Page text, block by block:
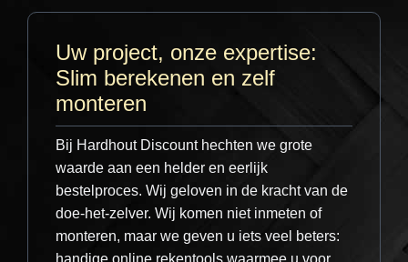
Robuust / Exclusief
Besteladvies:Bereken de totale lengte
van uw muur en rond af naar boven.
Bestel altijd 1 meter extra voor
zaagverlies.
Gegarandeerde kwaliteit
Voordat een bestelling ons pand verlaat,
onderwerpen wij deze aan een strenge
controle. Wij controleren
elke afzonderlijke
plank
op kwaliteit en volledigheid. Zo bent u
er zeker van dat u alleen het beste materiaal
ontvangt voor uw project – wij staan voor wat
Uw project, onze expertise:
Slim berekenen en zelf
monteren
Bij Hardhout Discount hechten we grote
waarde aan een helder en eerlijk
bestelproces. Wij geloven in de kracht van de
doe-het-zelver. Wij komen niet inmeten of
monteren, maar we geven u iets veel beters: